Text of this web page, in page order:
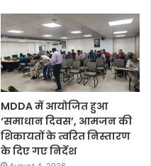
MDDA में आयोजित हुआ
‘समाधान दिवस’, आमजन की
शिकायतों के त्वरित निस्तारण
के दिए गए निर्देश